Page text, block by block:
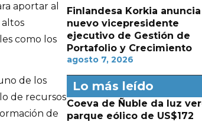
aportar al
como los
de los
de recursos
de
Finlandesa Korkia anuncia
nuevo vicepresidente
ejecutivo de Gestión de
Portafolio y Crecimiento
agosto 7, 2026
Lo más leído
Coeva de Ñuble da luz
parque eólico de US$172